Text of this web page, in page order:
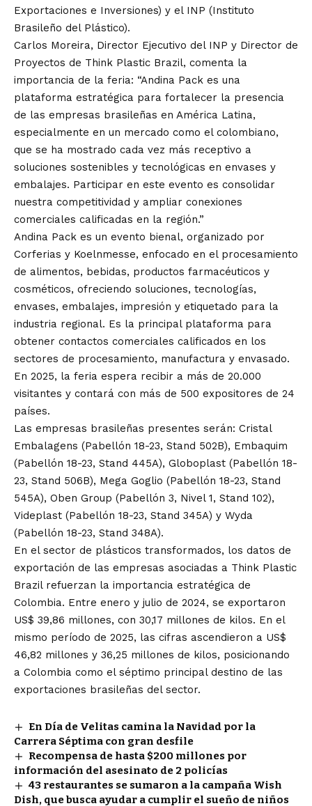
Exportaciones e Inversiones) y el INP (Instituto
Brasileño del Plástico).
Carlos Moreira, Director Ejecutivo del INP y Director de
Proyectos de Think Plastic Brazil, comenta la
importancia de la feria: “Andina Pack es una
plataforma estratégica para fortalecer la presencia
de las empresas brasileñas en América Latina,
especialmente en un mercado como el colombiano,
que se ha mostrado cada vez más receptivo a
soluciones sostenibles y tecnológicas en envases y
embalajes. Participar en este evento es consolidar
nuestra competitividad y ampliar conexiones
comerciales calificadas en la región.”
Andina Pack es un evento bienal, organizado por
Corferias y Koelnmesse, enfocado en el procesamiento
de alimentos, bebidas, productos farmacéuticos y
cosméticos, ofreciendo soluciones, tecnologías,
envases, embalajes, impresión y etiquetado para la
industria regional. Es la principal plataforma para
obtener contactos comerciales calificados en los
sectores de procesamiento, manufactura y envasado.
En 2025, la feria espera recibir a más de 20.000
visitantes y contará con más de 500 expositores de 24
países.
Las empresas brasileñas presentes serán: Cristal
Embalagens (Pabellón 18-23, Stand 502B), Embaquim
(Pabellón 18-23, Stand 445A), Globoplast (Pabellón 18-
23, Stand 506B), Mega Goglio (Pabellón 18-23, Stand
545A), Oben Group (Pabellón 3, Nivel 1, Stand 102),
Videplast (Pabellón 18-23, Stand 345A) y Wyda
(Pabellón 18-23, Stand 348A).
En el sector de plásticos transformados, los datos de
exportación de las empresas asociadas a Think Plastic
Brazil refuerzan la importancia estratégica de
Colombia. Entre enero y julio de 2024, se exportaron
US$ 39,86 millones, con 30,17 millones de kilos. En el
mismo período de 2025, las cifras ascendieron a US$
46,82 millones y 36,25 millones de kilos, posicionando
a Colombia como el séptimo principal destino de las
exportaciones brasileñas del sector.
En Día de Velitas camina la Navidad por la
Carrera Séptima con gran desfile
Recompensa de hasta $200 millones por
información del asesinato de 2 policías
43 restaurantes se sumaron a la campaña Wish
Dish, que busca ayudar a cumplir el sueño de niños